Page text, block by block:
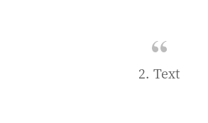
2. Text